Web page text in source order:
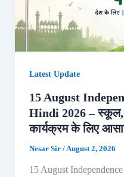
Latest Update
15 August
Hindi 2026 –
कार्यक्रम के लिए
Nesar Sir /August 2, 2026
15 August